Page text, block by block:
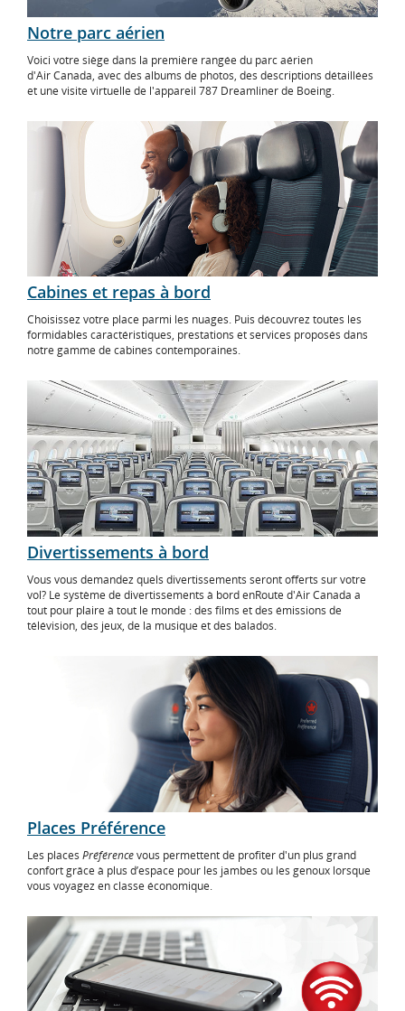
Notre parc aérien
Voici votre siège dans la première rangée du parc aérien
d'Air Canada, avec des albums de photos, des descriptions détaillées
et une visite virtuelle de l'appareil 787 Dreamliner de Boeing.
Cabines et repas à bord
Choisissez votre place parmi les nuages. Puis découvrez toutes les
formidables caractéristiques, prestations et services proposés dans
notre gamme de cabines contemporaines.
Divertissements à bord
Vous vous demandez quels divertissements seront offerts sur votre
vol? Le système de divertissements à bord enRoute d'Air Canada a
tout pour plaire à tout le monde : des films et des émissions de
télévision, des jeux, de la musique et des balados.
Places Préférence
Les places Préférencevous permettent de profiter d'un plus grand
confort grâce à plus d’espace pour les jambes ou les genoux lorsque
vous voyagez en classe économique.